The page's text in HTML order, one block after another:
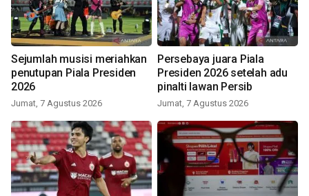
Sejumlah musisi meriahkan
penutupan Piala Presiden
2026
Jumat, 7 Agustus 2026
Persebaya juara Piala
Presiden 2026 setelah adu
pinalti lawan Persib
Jumat, 7 Agustus 2026